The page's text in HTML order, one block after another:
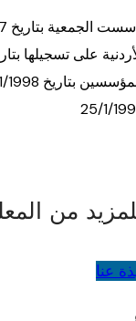
25/1/
من
عنا